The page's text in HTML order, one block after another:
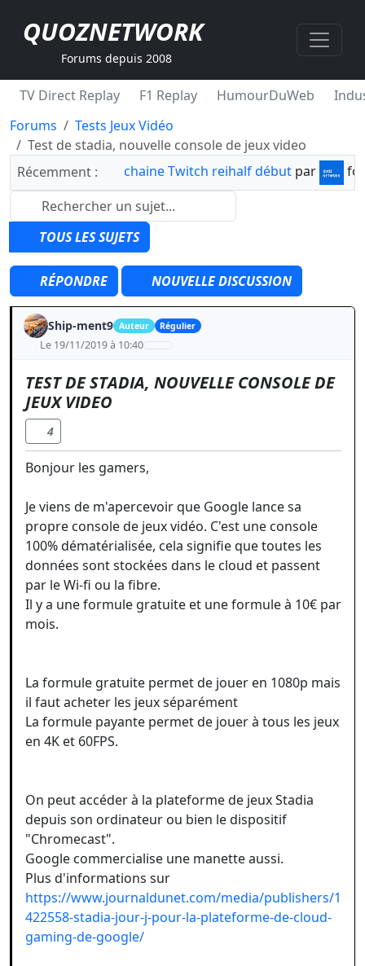
QUOZNETWORK
Forums depuis 2008
TV Direct Replay F1 Replay HumourDuWeb
Forums
Tests Jeux Vidéo
Test de stadia, nouvelle console de jeux video
Récemment :
chaine Twitch reihalf début par
TOUS LES SUJETS
RÉPONDRE NOUVELLE DISCUSSION
Ship-ment9 Auteur Régulier
Le 19/11/2019 à 10:40
TEST DE STADIA, NOUVELLE CONSOLE DE
JEUX VIDEO
4
Bonjour les gamers,
Je viens de m'apercevoir que Google lance sa
propre console de jeux vidéo. C'est une console
100% dématérialisée, cela signifie que toutes les
données sont stockées dans le cloud et passent
par le Wi-fi ou la fibre.
Il y a une formule gratuite et une formule à 10€ par
mois.
La formule gratuite permet de jouer en 1080p mais
il faut acheter les jeux séparément
La formule payante permet de jouer à tous les jeux
en 4K et 60FPS.
On peut accéder à la plateforme de jeux Stadia
depuis son ordinateur ou bien le dispositif
"Chromecast".
Google commercialise une manette aussi.
Plus d'informations sur
https://www.journaldunet.com/media/publishers/1
422558-stadia-jour-j-pour-la-plateforme-de-cloud-
gaming-de-google/